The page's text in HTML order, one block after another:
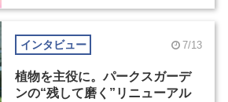
インタビュー 7/13
植物を主役に。パークスガーデ
ンの“残して磨く”リニューアル